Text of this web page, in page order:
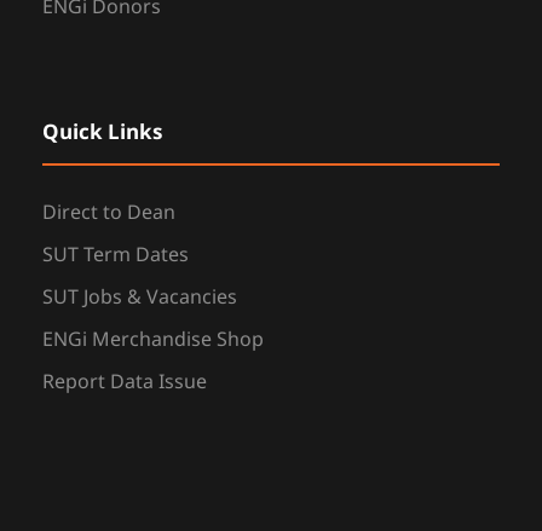
ENGi Donors
Quick Links
Direct to Dean
SUT Term Dates
SUT Jobs & Vacancies
ENGi Merchandise Shop
Report Data Issue